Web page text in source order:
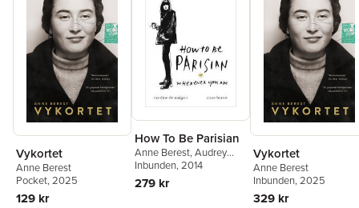
Vykortet
Anne Berest
Pocket, 2025
129 kr
How To Be Parisian
Anne Berest,Audrey
Diwan,Caroline de
Maigret,
Inbunden, 2014
279 kr
Vykortet
Anne Berest
Inbunden, 2025
329 kr